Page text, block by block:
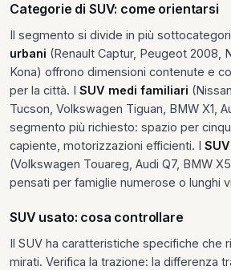
Categorie di SUV: come orientarsi
Il segmento si divide in più
urbani (Renault Captur, Peugeot 2008,
Kona) offrono dimensioni contenute e
per la città. I SUV medi familiari
Tucson, Volkswagen Tiguan, BMW X1,
segmento più richiesto: spazio per
capiente, motorizzazioni efficienti. I
(Volkswagen Touareg, Audi Q7, BMW
pensati per famiglie numerose o lunghi
SUV usato: cosa controllare
Il SUV ha caratteristiche specifiche che
mirati. Verifica la trazione: la differenza